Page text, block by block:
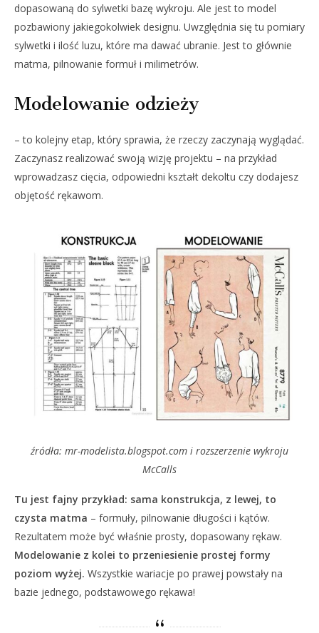
dopasowaną do sylwetki bazę wykroju. Ale jest to model
pozbawiony jakiegokolwiek designu. Uwzględnia się tu pomiary
sylwetki i ilość luzu, które ma dawać ubranie. Jest to głównie
matma, pilnowanie formuł i milimetrów.
Modelowanie odzieży
– to kolejny etap, który sprawia, że rzeczy zaczynają wyglądać.
Zaczynasz realizować swoją wizję projektu – na przykład
wprowadzasz cięcia, odpowiedni kształt dekoltu czy dodajesz
objętość rękawom.
źródła: mr-modelista.blogspot.com i rozszerzenie wykroju
McCalls
Tu jest fajny przykład: sama konstrukcja, z lewej, to
czysta matma – formuły, pilnowanie długości i kątów.
Rezultatem może być właśnie prosty, dopasowany rękaw.
Modelowanie z kolei to przeniesienie prostej formy
poziom wyżej. Wszystkie wariacje po prawej powstały na
bazie jednego, podstawowego rękawa!